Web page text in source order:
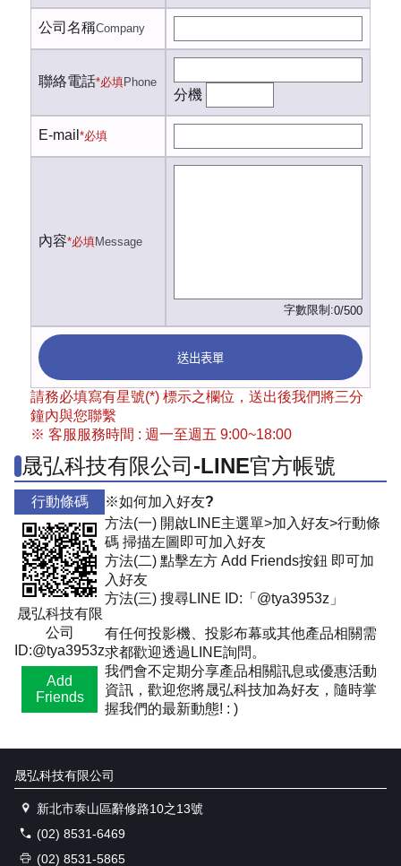
公司名稱Company
聯絡電話*必填Phone
分機
E-mail *必填
內容*必填Message
字數限制:0/500
送出表單
請務必填寫有星號(*) 標示之欄位，送出後我們將三分
鐘內與您聯繫
※ 客服服務時間 : 週一至週五 9:00~18:00
晟弘科技有限公司-LINE官方帳號
行動條碼
晟弘科技有限
公司
ID:@tya3953z
Add
Friends
※如何加入好友?
方法(一) 開啟LINE主選單>加入好友>行動條
碼 掃描左圖即可加入好友
方法(二) 點擊左方 Add Friends按鈕 即可加
入好友
方法(三) 搜尋LINE ID:「@tya3953z」
有任何投影機、投影布幕或其他產品相關需
求都歡迎透過LINE詢問。
我們會不定期分享產品相關訊息或優惠活動
資訊，歡迎您將晟弘科技加為好友，隨時掌
握我們的最新動態! : )
晟弘科技有限公司
新北市泰山區辭修路10之13號
(02) 8531-6469
(02) 8531-5865